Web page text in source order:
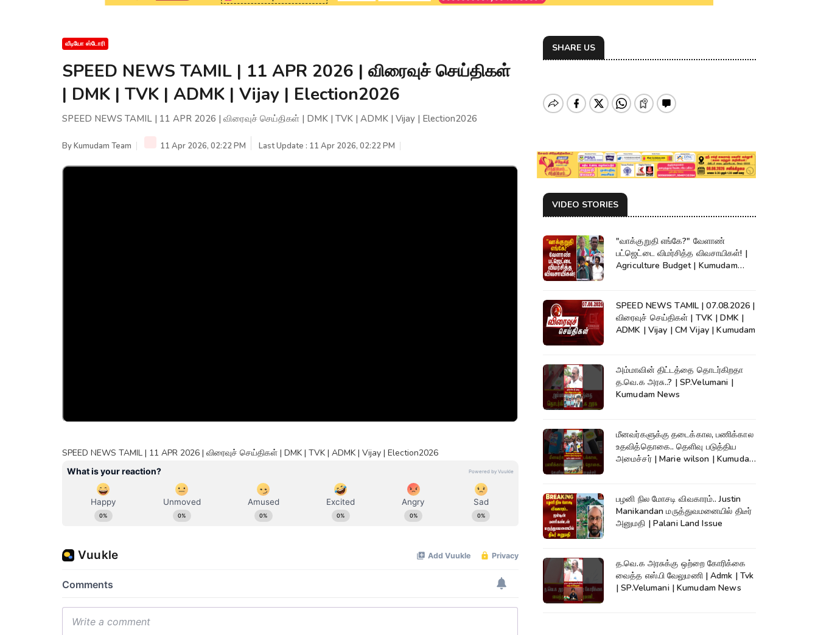
வீடியோ ஸ்டோரி
SPEED NEWS TAMIL | 11 APR 2026 | விரைவுச் செய்திகள்
| DMK | TVK | ADMK | Vijay | Election2026
SPEED NEWS TAMIL | 11 APR 2026 | விரைவுச் செய்திகள் | DMK | TVK | ADMK | Vijay | Election2026
ByKumudam Team 11 Apr 2026, 02:22 PM Last Update : 11 Apr 2026, 02:22 PM
SPEED NEWS TAMIL | 11 APR 2026 | விரைவுச் செய்திகள் | DMK | TVK | ADMK | Vijay | Election2026
SHARE US
VIDEO STORIES
"வாக்குறுதி எங்கே?" வேளாண்
பட்ஜெட்டை விமர்சித்த விவசாயிகள்! |
Agriculture Budget | Kumudam
SPEED NEWS TAMIL | 07.08.2026 |
விரைவுச் செய்திகள் | TVK | DMK |
ADMK | Vijay | CM Vijay | Kumudam
அம்மாவின் திட்டத்தை தொடர்கிறதா
த.வெ.க அரசு..? | SP.Velumani |
Kumudam News
மீனவர்களுக்கு தடைக்கால, பணிக்கால
உதவித்தொகை.. தெளிவு படுத்திய
அமைச்சர் | Marie wilson | Kumudam
பழனி நில மோசடி விவகாரம்.. Justin
Manikandan மருத்துவமனையில் திடீர்
அனுமதி | Palani Land Issue
த.வெ.க அரசுக்கு ஒற்றை கோரிக்கை
வைத்த எஸ்.பி வேலுமணி | Admk | Tvk
| SP.Velumani | Kumudam News